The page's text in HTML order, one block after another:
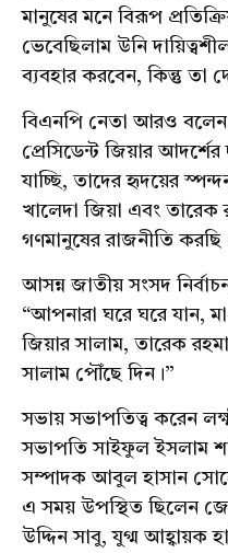
মানুষের মনে বিরূপ
ভেবেছিলাম উনি
ব্যবহার করবেন, কিন্তু তা
বিএনপি নেতা আরও
প্রেসিডেন্ট জিয়ার
যাচ্ছি, তাদের হৃদয়ের
খালেদা জিয়া এবং তারেক
গণমানুষের রাজনীতি
আসন্ন জাতীয় সংসদ
“আপনারা ঘরে ঘরে যান,
জিয়ার সালাম, তারেক
সালাম পৌঁছে দিন।”
সভায় সভাপতিত্ব করেন
সভাপতি সাইফুল ইসলাম
সম্পাদক আবুল হাসান
এ সময় উপস্থিত ছিলেন
উদ্দিন সাবু, যুগ্ম আহ্বায়ক